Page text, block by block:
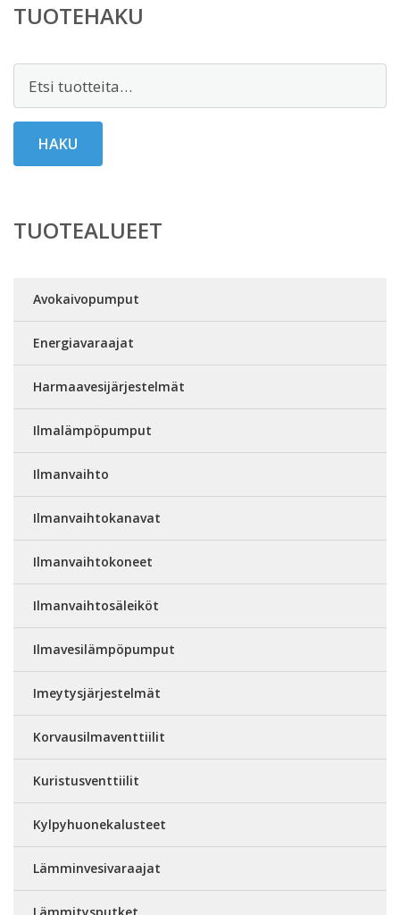
TUOTEHAKU
HAKU
TUOTEALUEET
Avokaivopumput
Energiavaraajat
Harmaavesijärjestelmät
Ilmalämpöpumput
Ilmanvaihto
Ilmanvaihtokanavat
Ilmanvaihtokoneet
Ilmanvaihtosäleiköt
Ilmavesilämpöpumput
Imeytysjärjestelmät
Korvausilmaventtiilit
Kuristusventtiilit
Kylpyhuonekalusteet
Lämminvesivaraajat